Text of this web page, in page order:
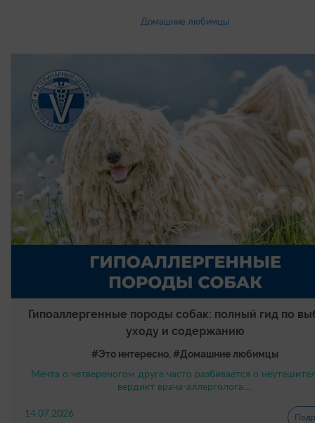
Домашние любимцы
Гипоаллергенные породы собак: полный гид по
уходу и содержанию
#Это интересно, #Домашние любимцы
Мечта о четвероногом друге часто разбивается о
вердикт врача-аллерголога….
14.07.2026